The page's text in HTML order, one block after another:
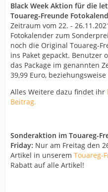
Black Week Aktion für die
Touareg-Freunde
Zeitraum vom 22. -
Fotokalender zum
noch die Original Touareg-
ins Paket gepackt. Benutzer
das Package im genannten
39,99 Euro, beziehungsweise
Alles Weitere dazu findet ihr
Beitrag.
Sonderaktion im Touareg-
Friday: Nur am Freitag den
Artikel in unserem Touareg-
Rabatt auf alle Artikel!